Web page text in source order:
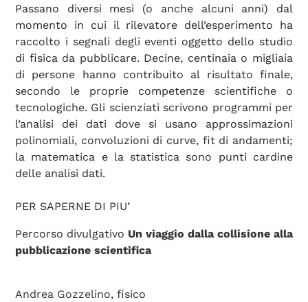
Passano diversi mesi (o anche alcuni anni) dal
momento in cui il rilevatore dell’esperimento ha
raccolto i segnali degli eventi oggetto dello studio
di fisica da pubblicare. Decine, centinaia o migliaia
di persone hanno contribuito al risultato finale,
secondo le proprie competenze scientifiche o
tecnologiche. Gli scienziati scrivono programmi per
l’analisi dei dati dove si usano approssimazioni
polinomiali, convoluzioni di curve, fit di andamenti;
la matematica e la statistica sono punti cardine
delle analisi dati.
PER SAPERNE DI PIU’
Percorso divulgativo Un viaggio dalla collisione alla
pubblicazione scientifica
Andrea Gozzelino, fisico